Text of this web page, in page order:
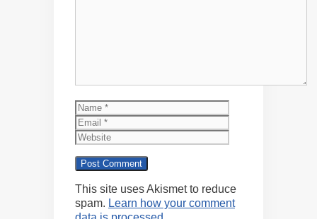
Name
This site uses Akismet to reduce
spam. Learn how your comment